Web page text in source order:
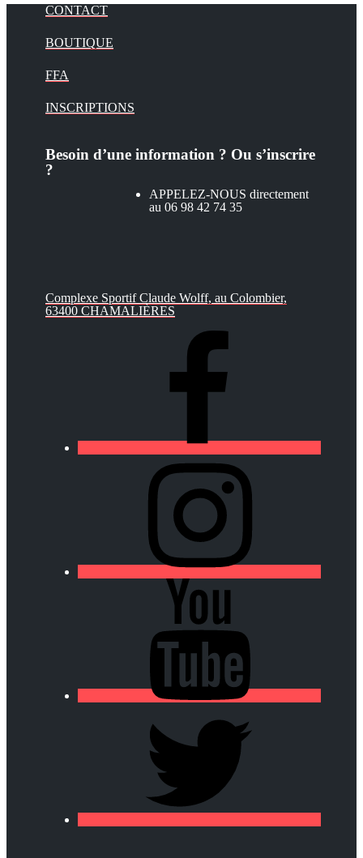
CONTACT
BOUTIQUE
FFA
INSCRIPTIONS
Besoin d’une information ? Ou s’inscrire
?
APPELEZ-NOUS directement
au 06 98 42 74 35
Complexe Sportif Claude Wolff, au Colombier,
63400 CHAMALIÈRES
chamalieres.fr/wp-
content/uploads/2020/03/
chamalieres.fr/wp-